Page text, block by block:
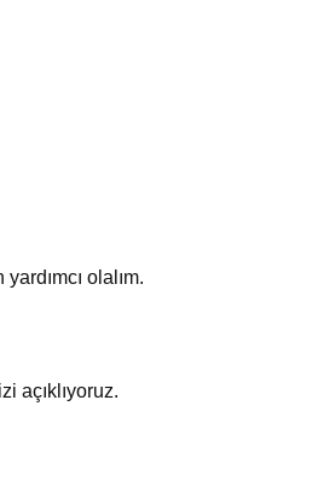
olalım.
açıklıyoruz.